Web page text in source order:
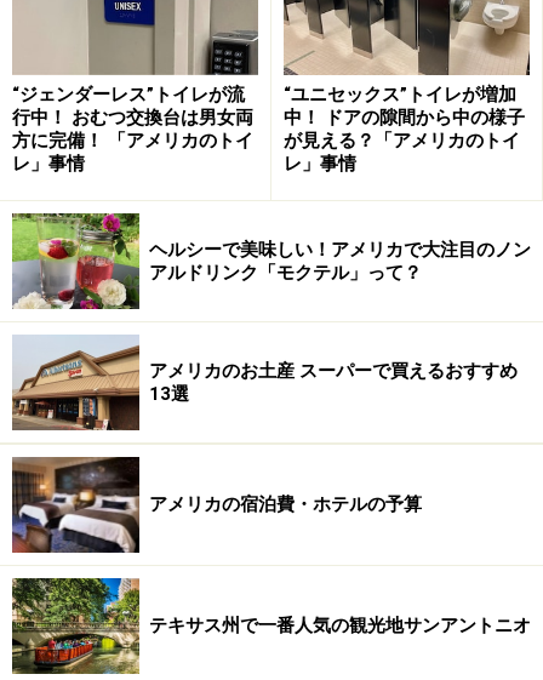
サンフランシスコの有名観光地フィッシャーマンズワーフ
サンフランシスコ
は、カリフォルニア州のちょうど真ん
中ぐらいに位置する都市。町はとても小さく、ケーブル
カーやバスなどの公共交通機関が発達しているため、車
を持たない旅行者にとっても歩きやすい町だと言えま
す。主な観光スポットは、サンフランシスコ湾にかかる
赤い橋、ゴールデンゲートブリッジ、ギフトショップや
レストランが集まるフィッシャーマンズワーフ、かつて
は州刑務所として使われていた歴史を持つアルカトラズ
島、そして全米最大のチャイナタウンなど。
ケーブルカーの起点があり、ホテルも集中しているユニ
オンスクエア周辺は、
ョップがあり、いつも旅行者と地元人であふれていま
す。また、サンフランシスコからは世界遺産のヨセミテ
国立公園に日帰りツアーが出ています。
“ジェンダーレス”トイレが流
行中！ おむつ交換台は男女両
方に完備！ 「アメリカのトイ
レ」事情
“ユニセックス”トイレが増加
中！ ドアの隙間から中の様子
が見える？「アメリカのトイ
レ」事情
ヘルシーで美味しい！アメリカで大注目のノン
アルドリンク「モクテル」って？
アメリカのお土産 スーパーで買えるおすすめ
13選
アメリカの宿泊費・ホテルの予算
テキサス州で一番人気の観光地サンアントニオ